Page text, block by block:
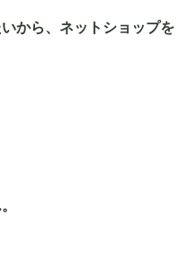
から、ネットショップを